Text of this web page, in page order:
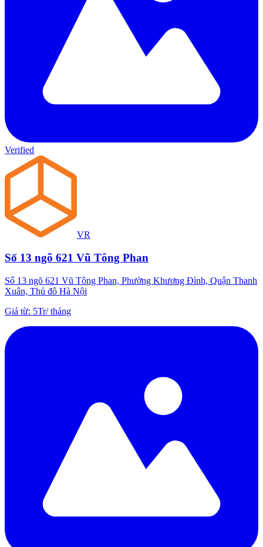
Verified
VR
Số 13 ngõ 621 Vũ Tông Phan
Số 13 ngõ 621 Vũ Tông Phan, Phường Khương Đình, Quận Thanh
Xuân, Thủ đô Hà Nội
Giá từ: 5Tr/tháng